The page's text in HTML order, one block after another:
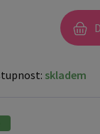
skladem